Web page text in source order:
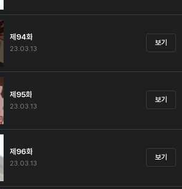
제94화
23.03.13
보기
제95화
23.03.13
보기
제96화
23.03.13
보기